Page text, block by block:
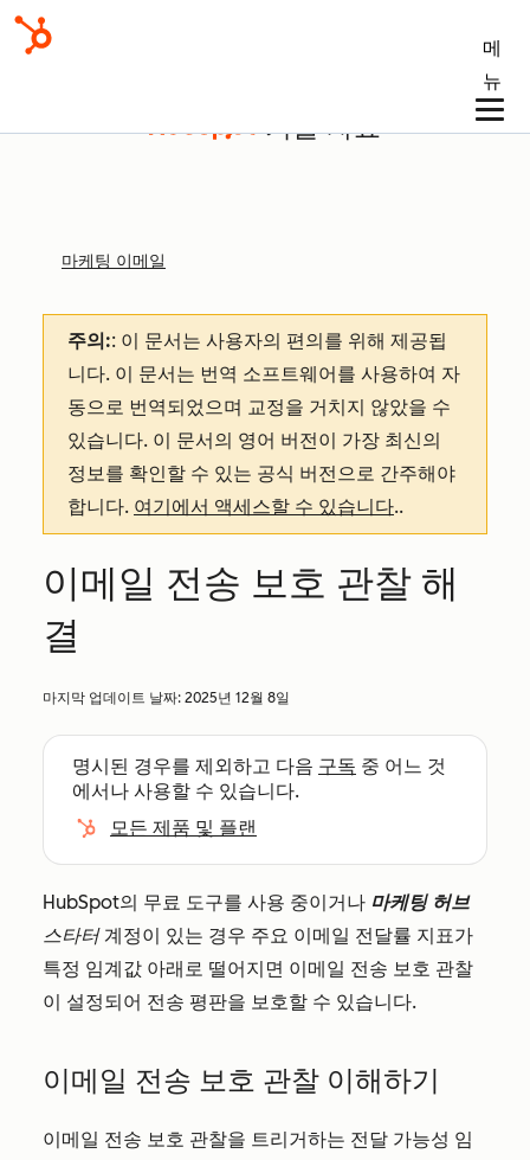
메
뉴
기술 자료
마케팅 이메일
주의:: 이 문서는 사용자의 편의를 위해 제공됩
니다. 이 문서는 번역 소프트웨어를 사용하여 자
동으로 번역되었으며 교정을 거치지 않았을 수
있습니다. 이 문서의 영어 버전이 가장 최신의
정보를 확인할 수 있는 공식 버전으로 간주해야
합니다. 여기에서 액세스할 수 있습니다..
이메일 전송 보호 관찰 해
결
마지막 업데이트 날짜: 2025년 12월 8일
명시된 경우를 제외하고 다음 구독 중 어느 것
에서나 사용할 수 있습니다.
모든 제품 및 플랜
HubSpot의 무료 도구를 사용 중이거나 마케팅 허브
스타터계정이 있는 경우 주요 이메일 전달률 지표가
특정 임계값 아래로 떨어지면 이메일 전송 보호 관찰
이 설정되어 전송 평판을 보호할 수 있습니다.
이메일 전송 보호 관찰 이해하기
이메일 전송 보호 관찰을 트리거하는 전달 가능성 임